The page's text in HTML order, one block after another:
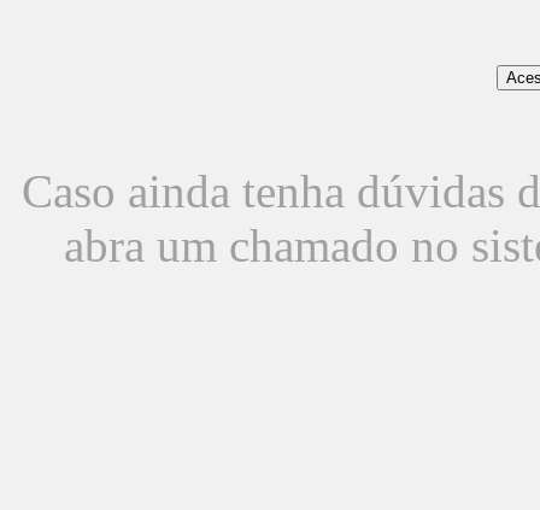
Caso ainda tenha dúvidas
abra um chamado no